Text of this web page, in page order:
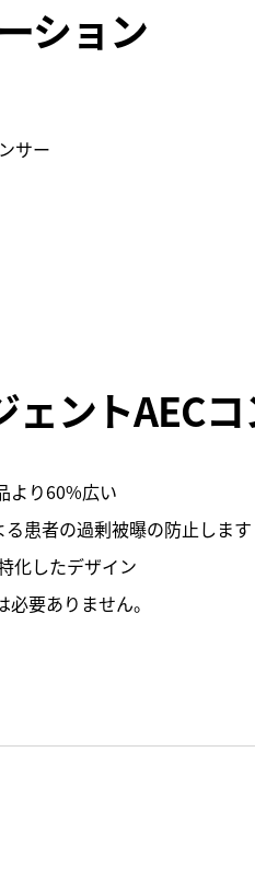
ション
サー
ェントAEC
より60%広い
患者の過剰被曝の防止します
化したデザイン
要ありません。